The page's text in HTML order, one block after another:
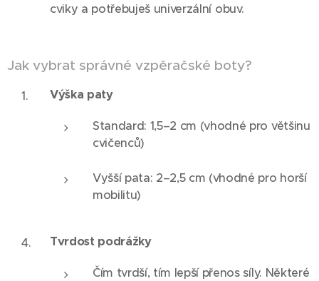
cviky a potřebuješ univerzální obuv.
Jak vybrat správné vzpěračské boty?
Výška paty
Standard: 1,5–2 cm (vhodné pro většinu
cvičenců)
Vyšší pata: 2–2,5 cm (vhodné pro horší
mobilitu)
Tvrdost podrážky
Čím tvrdší, tím lepší přenos síly. Některé